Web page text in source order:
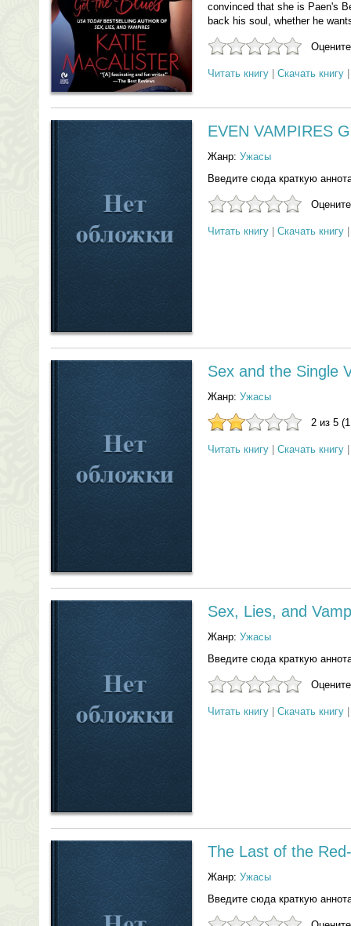
convinced that she is Paen's
back his soul, whether he
Читать книгу Скачать книгу
EVEN VAMPIRES
Жанр: Ужасы
Введите сюда краткую
Читать книгу Скачать книгу
Sex and the Single
Жанр: Ужасы
2 из 5
Читать книгу Скачать книгу
Sex, Lies, and
Жанр: Ужасы
Введите сюда краткую
Читать книгу Скачать книгу
The Last of the
Жанр: Ужасы
Введите сюда краткую